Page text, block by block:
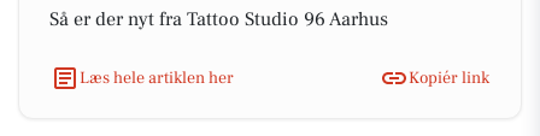
Så er der nyt fra Tattoo Studio 96 Aarhus
Læs hele artiklen her Kopiér link